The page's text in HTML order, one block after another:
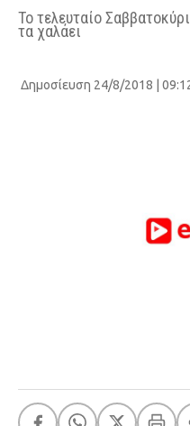
Podcasts
Viral
Life
A-List
Το τελευταίο
τα χαλάει
Δημοσίευση 24/8/2018 |